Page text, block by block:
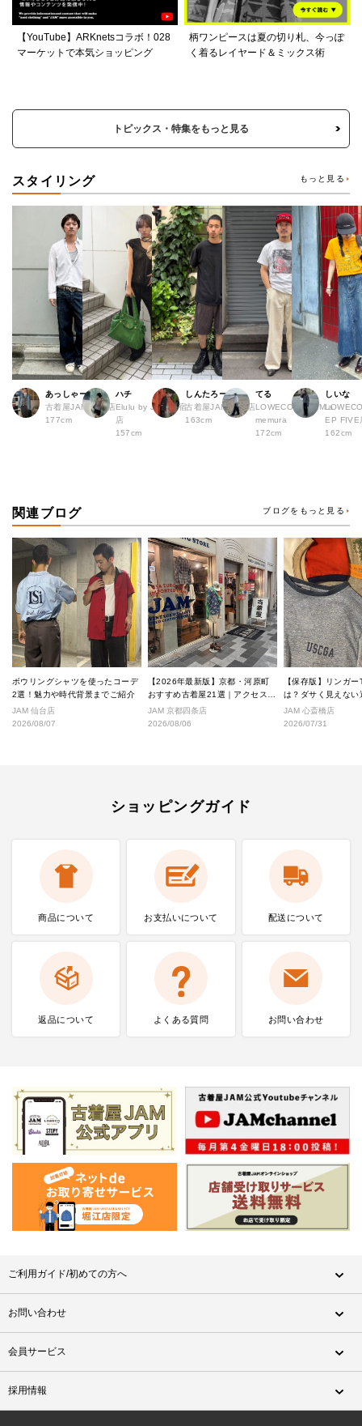
【YouTube】ARKnetsコラボ！028
マーケットで本気ショッピング
柄ワンピースは夏の切り札、今っぽ
く着るレイヤード＆ミックス術
トピックス・特集をもっと見る
スタイリング もっと見る
あっしゃー
古着屋JAM 原宿店
177cm
ハチ
Elulu by JAM 原宿
店
157cm
しんたろー
古着屋JAM 仙台店
163cm
てる
LOWECO by JAM a
memura
172cm
しいな
EP
162cm
関連ブログ ブログをもっと見る
ボウリングシャツを使ったコーデ
2選！魅力や時代背景までご紹介
JAM 仙台店
2026/08/07
【2026年最新版】京都・河原町
おすすめ古着屋21選｜アクセス良
好な絶対行くべきショップ厳選！
JAM 京都四条店
2026/08/06
【保存版】リンガ
は？ダサく見えない
なし完全ガイド
JAM 心斎橋店
2026/07/31
ショッピングガイド
商品について お支払いについて 配送について
返品について よくある質問 お問い合わせ
ご利用ガイド/初めての方へ
お問い合わせ
会員サービス
採用情報